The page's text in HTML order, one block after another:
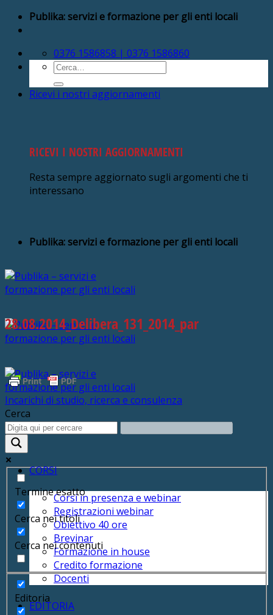
Salta Publika: servizi e formazione per gli enti locali
0376 1586858 | 0376 1586860
Cerca:
Ricevi i nostri aggiornamenti
RICEVI I NOSTRI AGGIORNAMENTI
Resta sempre aggiornato sugli argomenti che ti
interessano
Publika: servizi e formazione per gli enti locali
SERVIZI
CORSI
Corsi in presenza e webinar
Registrazioni webinar
Obiettivo 40 ore
Brevinar
Formazione in house
Credito formazione
Docenti
EDITORIA
28.08.2014_Delibera_131_2014_par
Incarichi di studio, ricerca e consulenza
Cerca
Termine esatto
Cerca nei titoli
Cerca nei contenuti
Editoria